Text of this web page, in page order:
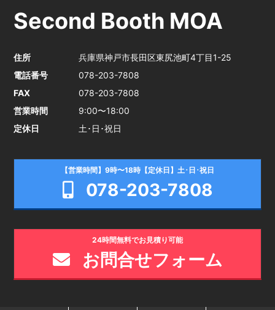
Second Booth MOA
住所
兵庫県神戸市長田区東尻池町4丁目1-25
電話番号
078-203-7808
FAX
078-203-7808
営業時間
9:00〜18:00
定休日
土･日･祝日
【営業時間】9時〜18時【定休日】土･日･祝日
078-203-7808
24時間無料でお見積り可能
お問合せフォーム